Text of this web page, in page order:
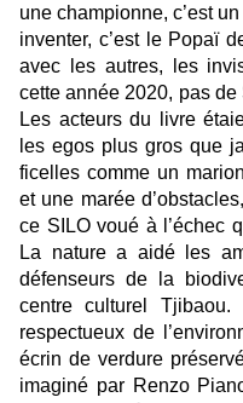
une championne, c’est
inventer, c’est le Popaï
avec les autres, les
cette année 2020, pas de
Les acteurs du livre
les egos plus gros que
ficelles comme un
et une marée
ce SILO voué à l’échec
La nature a aidé les
défenseurs de la
centre culturel
respectueux de
écrin de verdure
imaginé par Renzo